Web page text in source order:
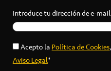
Introduce tu dirección de e-
Acepto laPolítica de Cookies
Aviso Legal*